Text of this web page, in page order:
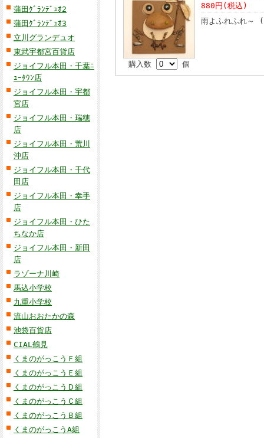
蒲田ｸﾞﾗﾝﾃﾞｭｵ2
蒲田ｸﾞﾗﾝﾃﾞｭｵ3
立川グランデュオ
東武宇都宮百貨店
ジョイフル本田・千葉ﾆ
ｭｰﾀｳﾝ店
ジョイフル本田・宇都
宮店
ジョイフル本田・瑞穂
店
ジョイフル本田・荒川
沖店
ジョイフル本田・千代
田店
ジョイフル本田・幸手
店
ジョイフル本田・ひた
ちなか店
ジョイフル本田・新田
店
ラゾーナ川崎
馬込小学校
九重小学校
流山おおたかの森
池袋百貨店
CIAL鶴見
くまのがっこうＦ組
くまのがっこうＥ組
くまのがっこうＤ組
くまのがっこうＣ組
くまのがっこうＢ組
くまのがっこうA組
購入数 個
880円(税込)
雨よふれふれ～